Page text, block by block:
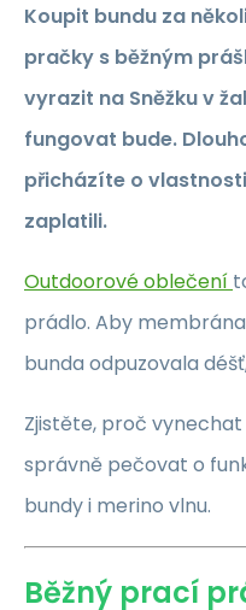
Koupit bundu za
pračky s běžným
vyrazit na Sněžku v
fungovat bude.
přicházíte o
zaplatili.
Outdoorové oblečení
prádlo. Aby
bunda odpuzovala
Zjistěte, proč
správně pečovat o
bundy i merino vlnu.
Běžný prací